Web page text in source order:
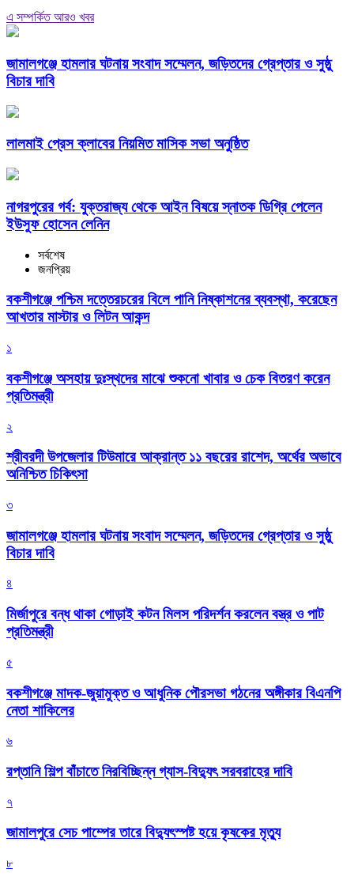
এ সম্পর্কিত আরও খবর
জামালগঞ্জে হামলার ঘটনায় সংবাদ সম্মেলন, জড়িতদের গ্রেপ্তার ও সুষ্ঠু
বিচার দাবি
লালমাই প্রেস ক্লাবের নিয়মিত মাসিক সভা অনুষ্ঠিত
নাগরপুরের গর্ব: যুক্তরাজ্য থেকে আইন বিষয়ে স্নাতক ডিগ্রি পেলেন
ইউসুফ হোসেন লেনিন
সর্বশেষ
জনপ্রিয়
বকশীগঞ্জে পশ্চিম দত্তেরচরের বিলে পানি নিষ্কাশনের ব্যবস্থা, করেছেন
আখতার মাস্টার ও লিটন আকন্দ
১
বকশীগঞ্জে অসহায় দুঃস্থদের মাঝে শুকনো খাবার ও চেক বিতরণ করেন
প্রতিমন্ত্রী
২
শ্রীবরদী উপজেলার টিউমারে আক্রান্ত ১১ বছরের রাশেদ, অর্থের অভাবে
অনিশ্চিত চিকিৎসা
৩
জামালগঞ্জে হামলার ঘটনায় সংবাদ সম্মেলন, জড়িতদের গ্রেপ্তার ও সুষ্ঠু
বিচার দাবি
৪
মির্জাপুরে বন্ধ থাকা গোড়াই কটন মিলস পরিদর্শন করলেন বস্ত্র ও পাট
প্রতিমন্ত্রী
৫
বকশীগঞ্জে মাদক-জুয়ামুক্ত ও আধুনিক পৌরসভা গঠনের অঙ্গীকার বিএনপি
নেতা শাকিলের
৬
রপ্তানি শিল্প বাঁচাতে নিরবিচ্ছিন্ন গ্যাস-বিদ্যুৎ সরবরাহের দাবি
৭
জামালপুরে সেচ পাম্পের তারে বিদ্যুৎস্পষ্ট হয়ে কৃষকের মৃত্যু
৮